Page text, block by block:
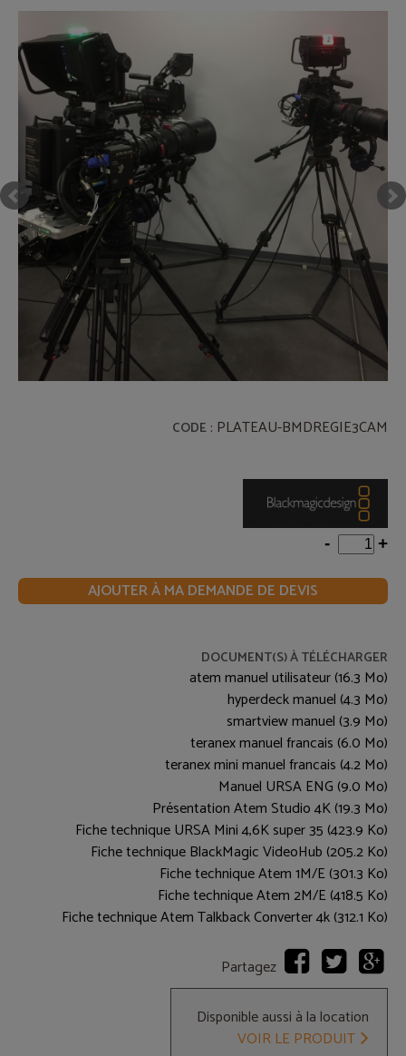
CODE : PLATEAU-BMDREGIE3CAM
- +
AJOUTER À MA DEMANDE DE DEVIS
DOCUMENT(S) À TÉLÉCHARGER
atem manuel utilisateur (16.3 Mo)
hyperdeck manuel (4.3 Mo)
smartview manuel (3.9 Mo)
teranex manuel francais (6.0 Mo)
teranex mini manuel francais (4.2 Mo)
Manuel URSA ENG (9.0 Mo)
Présentation Atem Studio 4K (19.3 Mo)
Fiche technique URSA Mini 4,6K super 35 (423.9 Ko)
Fiche technique BlackMagic VideoHub (205.2 Ko)
Fiche technique Atem 1M/E (301.3 Ko)
Fiche technique Atem 2M/E (418.5 Ko)
Fiche technique Atem Talkback Converter 4k (312.1 Ko)
Partagez
Disponible aussi à la location
VOIR LE PRODUIT